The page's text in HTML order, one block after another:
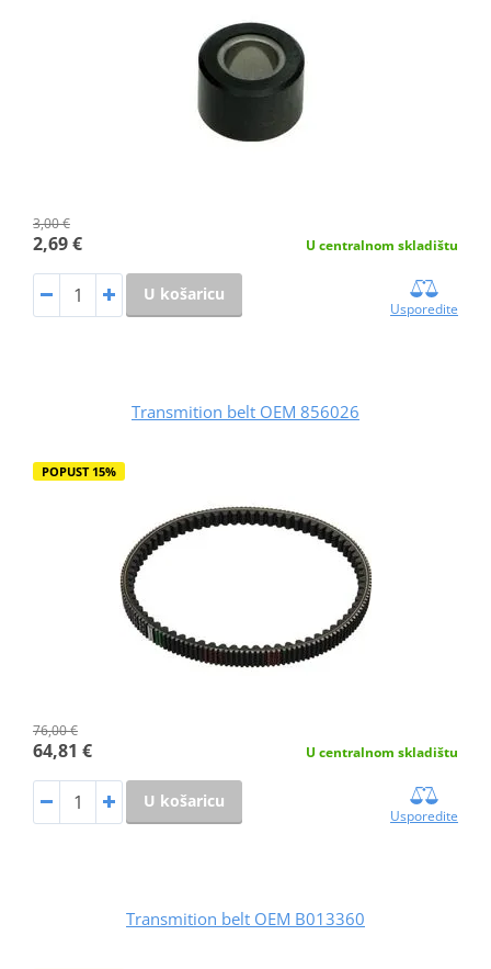
3,00 €
2,69 € U centralnom skladištu
U košaricu
Usporedite
Transmition belt OEM 856026
POPUST 15%
76,00 €
64,81 € U centralnom skladištu
U košaricu
Usporedite
Transmition belt OEM B013360